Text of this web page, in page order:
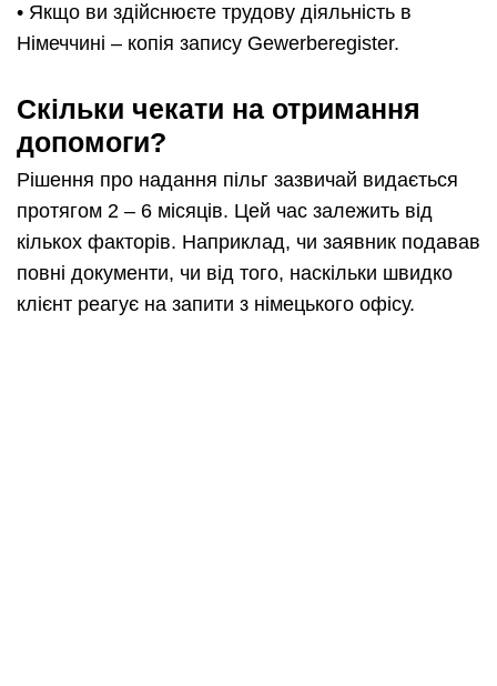
• Якщо ви здійснюєте трудову діяльність в
Німеччині – копія запису Gewerberegister.
Скільки чекати на отримання
допомоги?
Рішення про надання пільг зазвичай видається
протягом 2 – 6 місяців. Цей час залежить від
кількох факторів. Наприклад, чи заявник подавав
повні документи, чи від того, наскільки швидко
клієнт реагує на запити з німецького офісу.